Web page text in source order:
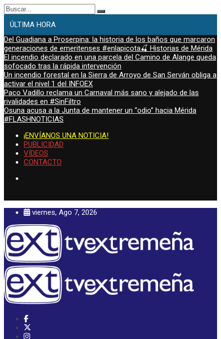
Buscar:
ÚLTIMA HORA
Del Guadiana a Proserpina: la historia de los baños que marcaron
generaciones de emeritenses #enlapicota🍒 Historias de Mérida
El incendio declarado en una parcela del Camino de Alange queda
sofocado tras la rápida intervención
Un incendio forestal en la Sierra de Arroyo de San Serván obliga a
activar el nivel 1 del INFOEX
Paco Vadillo reclama un Carnaval más sano y alejado de las
rivalidades en #SinFiltro
Osuna acusa a la Junta de mantener un “odio” hacia Mérida
#FLASHNOTICIAS
¡ENVÍANOS UNA NOTICIA!
PUBLICIDAD
VÍDEOS
CONTACTO
viernes, Ago 7, 2026